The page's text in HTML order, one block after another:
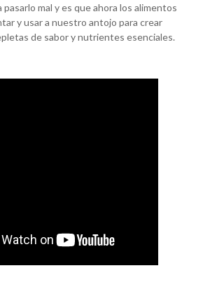
mal y es que ahora los alimentos
y usar a nuestro antojo para crear
de sabor y nutrientes esenciales.